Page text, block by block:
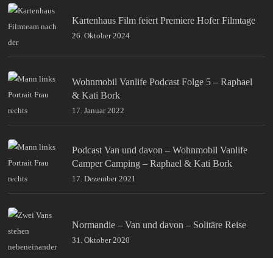
Kartenhaus Film feiert Premiere Hofer Filmtage
26. Oktober 2024
Wohnmobil Vanlife Podcast Folge 5 – Raphael
& Kati Bork
17. Januar 2022
Podcast Van und davon – Wohnmobil Vanlife
Camper Camping – Raphael & Kati Bork
17. Dezember 2021
Normandie – Van und davon – Solitäre Reise
31. Oktober 2020